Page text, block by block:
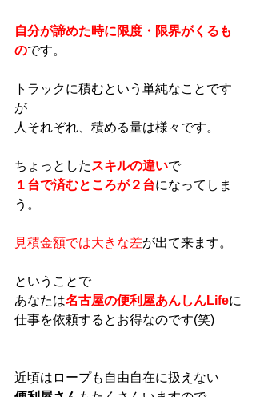
自分が諦めた時に限度・限界がくるも
のです。
トラックに積むという単純なことです
が
人それぞれ、積める量は様々です。
ちょっとした スキルの違いで
１台で済むところが２台になってしま
う。
見積金額では大きな差が出て来ます。
ということで
あなたは名古屋の便利屋あんしんLifeに
仕事を依頼するとお得なのです(笑)
近頃はロープも自由自在に扱えない